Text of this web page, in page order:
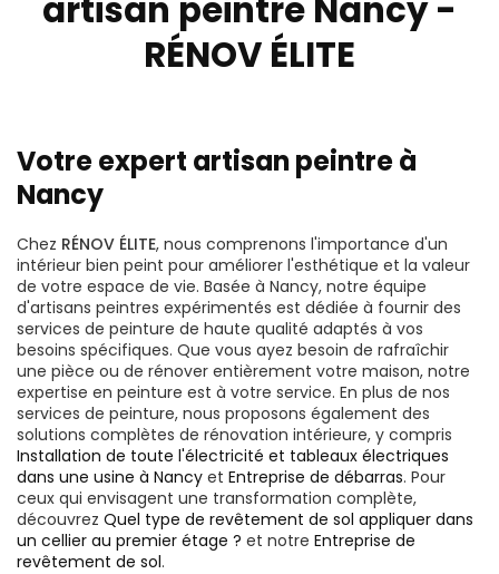
artisan peintre Nancy -
RÉNOV ÉLITE
Votre expert artisan peintre à
Nancy
Chez RÉNOV ÉLITE, nous comprenons l'importance d'un
intérieur bien peint pour améliorer l'esthétique et la valeur
de votre espace de vie. Basée à Nancy, notre équipe
d'artisans peintres expérimentés est dédiée à fournir des
services de peinture de haute qualité adaptés à vos
besoins spécifiques. Que vous ayez besoin de rafraîchir
une pièce ou de rénover entièrement votre maison, notre
expertise en peinture est à votre service. En plus de nos
services de peinture, nous proposons également des
solutions complètes de rénovation intérieure, y compris
Installation de toute l'électricité et tableaux électriques
dans une usine à Nancy et Entreprise de débarras. Pour
ceux qui envisagent une transformation complète,
découvrez Quel type de revêtement de sol appliquer dans
un cellier au premier étage ? et notre Entreprise de
revêtement de sol.